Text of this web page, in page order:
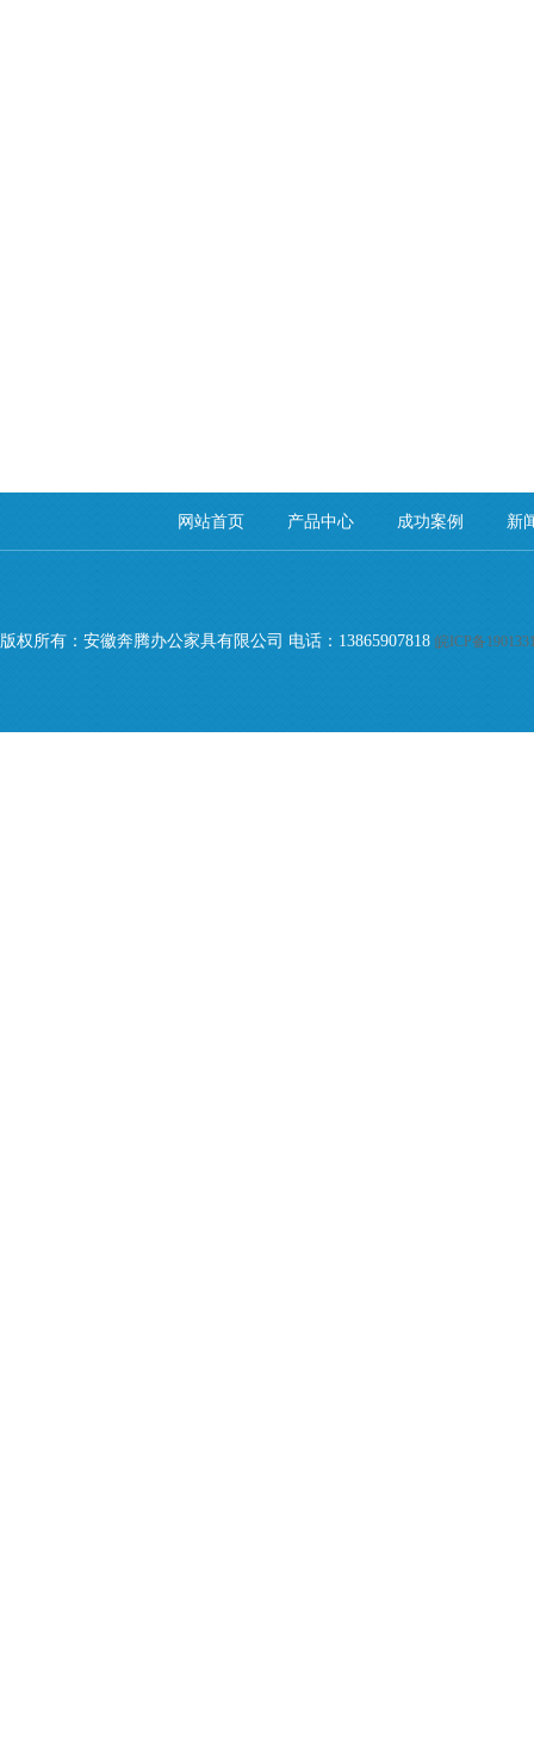
网站首页 产品中心 成功案例 新
版权所有：安徽奔腾办公家具有限公司 电话：13865907818 皖ICP备